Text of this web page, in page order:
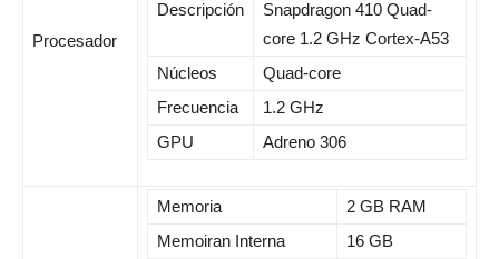
Procesador
Descripción
Snapdragon 410 Quad-
core 1.2 GHz Cortex-A53
Núcleos
Quad-core
Frecuencia
1.2 GHz
GPU
Adreno 306
Memoria
2 GB RAM
Memoiran Interna
16 GB